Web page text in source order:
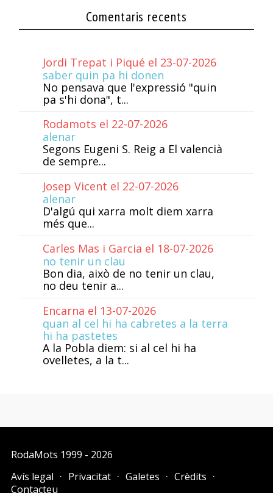
Comentaris recents
Jordi Trepat i Piqué el 23-07-2026
saber quin pa hi donen
No pensava que l'expressió "quin
pa s'hi dona", t...
Rodamots el 22-07-2026
alenar
Segons Eugeni S. Reig a El valencià
de sempre...
Josep Vicent el 22-07-2026
alenar
D'algú qui xarra molt diem xarra
més que...
Carles Mas i Garcia el 18-07-2026
no tenir un clau
Bon dia, això de no tenir un clau,
no deu tenir a...
Encarna el 13-07-2026
quan al cel hi ha cabretes a la terra
hi ha pastetes
A la Pobla diem: si al cel hi ha
ovelletes, a la t...
RodaMots 1999 - 2026
Avís legal
Privacitat Galetes
Crèdits
Contacteu